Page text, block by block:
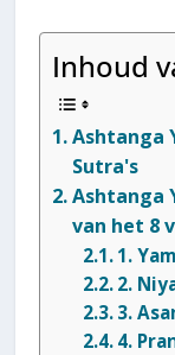
Inhoud
Ashtanga
Sutra's
Ashtanga
van het 8
1.
2.
3.
4.